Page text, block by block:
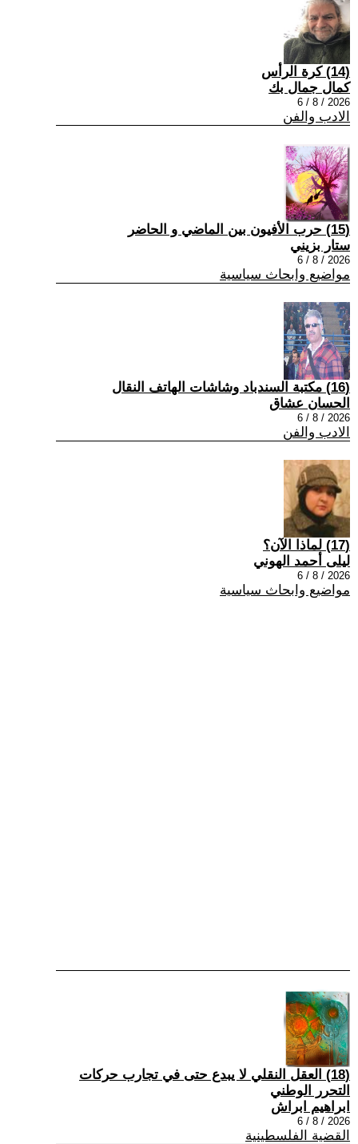
(14) كرة الرأس
كمال جمال بك
2026 / 8 / 6
الادب والفن
(15) حرب الأفيون بين الماضي و الحاضر
ستار بزيني
2026 / 8 / 6
مواضيع وابحاث سياسية
(16) مكتبة السندباد وشاشات الهاتف النقال
الحسان عشاق
2026 / 8 / 6
الادب والفن
(17) لماذا الآن؟
ليلى أحمد الهوني
2026 / 8 / 6
مواضيع وابحاث سياسية
(18) العقل النقلي لا يبدع حتى في تجارب حركات
التحرر الوطني
ابراهيم ابراش
2026 / 8 / 6
القضية الفلسطينية